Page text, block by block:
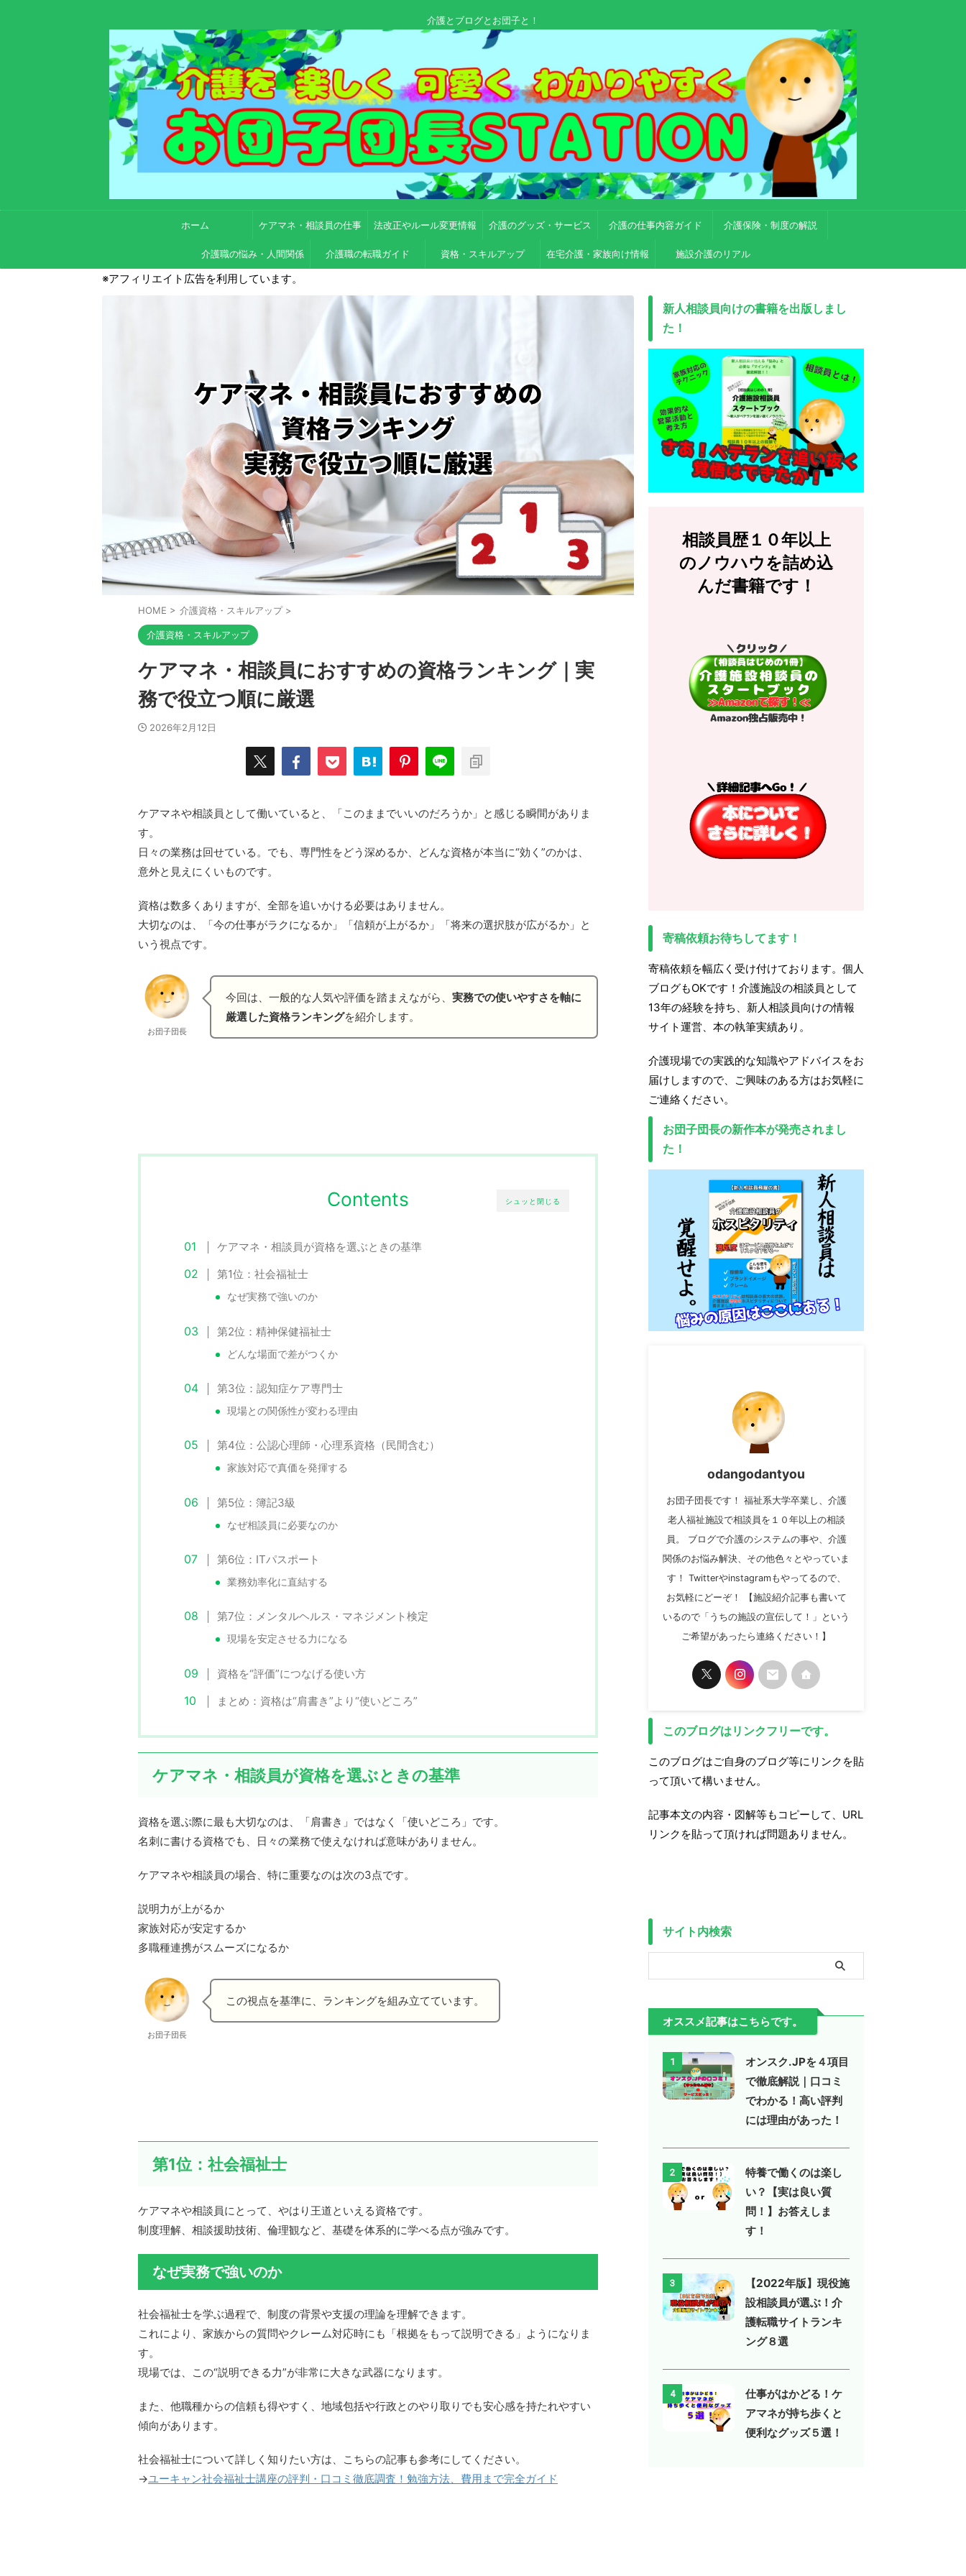
介護とブログとお団子と！
ホーム ケアマネ・相談員の仕事 法改正やルール変更情報 介護のグッズ・サービス 介護の仕事内容ガイド 介護保険・制度の解説
介護職の悩み・人間関係 介護職の転職ガイド 資格・スキルアップ 在宅介護・家族向け情報 施設介護のリアル
※アフィリエイト広告を利用しています。
HOME > 介護資格・スキルアップ >
介護資格・スキルアップ
ケアマネ・相談員におすすめの資格ランキング｜実
務で役立つ順に厳選
2026年2月12日
ケアマネや相談員として働いていると、「このままでいいのだろうか」と感じる瞬間がありま
す。
日々の業務は回せている。でも、専門性をどう深めるか、どんな資格が本当に“効く”のかは、
意外と見えにくいものです。
資格は数多くありますが、全部を追いかける必要はありません。
大切なのは、「今の仕事がラクになるか」「信頼が上がるか」「将来の選択肢が広がるか」と
いう視点です。
お団子団長
今回は、一般的な人気や評価を踏まえながら、 実務での使いやすさを軸に
厳選した資格ランキングを紹介します。
シュッと閉じる
Contents
ケアマネ・相談員が資格を選ぶときの基準
第1位：社会福祉士
なぜ実務で強いのか
第2位：精神保健福祉士
どんな場面で差がつくか
第3位：認知症ケア専門士
現場との関係性が変わる理由
第4位：公認心理師・心理系資格（民間含む）
家族対応で真価を発揮する
第5位：簿記3級
なぜ相談員に必要なのか
第6位：ITパスポート
業務効率化に直結する
第7位：メンタルヘルス・マネジメント検定
現場を安定させる力になる
資格を“評価”につなげる使い方
まとめ：資格は“肩書き”より“使いどころ”
ケアマネ・相談員が資格を選ぶときの基準
資格を選ぶ際に最も大切なのは、「肩書き」ではなく「使いどころ」です。
名刺に書ける資格でも、日々の業務で使えなければ意味がありません。
ケアマネや相談員の場合、特に重要なのは次の3点です。
説明力が上がるか
家族対応が安定するか
多職種連携がスムーズになるか
お団子団長
この視点を基準に、ランキングを組み立てています。
第1位：社会福祉士
ケアマネや相談員にとって、やはり王道といえる資格です。
制度理解、相談援助技術、倫理観など、基礎を体系的に学べる点が強みです。
なぜ実務で強いのか
社会福祉士を学ぶ過程で、制度の背景や支援の理論を理解できます。
これにより、家族からの質問やクレーム対応時にも「根拠をもって説明できる」ようになりま
す。
現場では、この“説明できる力”が非常に大きな武器になります。
また、他職種からの信頼も得やすく、地域包括や行政とのやり取りでも安心感を持たれやすい
傾向があります。
社会福祉士について詳しく知りたい方は、こちらの記事も参考にしてください。
→ユーキャン社会福祉士講座の評判・口コミ徹底調査！勉強方法、費用まで完全ガイド
新人相談員向けの書籍を出版しまし
た！
相談員歴１０年以上
のノウハウを詰め込
んだ書籍です！
寄稿依頼お待ちしてます！
寄稿依頼を幅広く受け付けております。個人
ブログもOKです！介護施設の相談員として
13年の経験を持ち、新人相談員向けの情報
サイト運営、本の執筆実績あり。
介護現場での実践的な知識やアドバイスをお
届けしますので、ご興味のある方はお気軽に
ご連絡ください。
お団子団長の新作本が発売されまし
た！
odangodantyou
お団子団長です！ 福祉系大学卒業し、介護
老人福祉施設で相談員を１０年以上の相談
員。 ブログで介護のシステムの事や、介護
関係のお悩み解決、その他色々とやっていま
す！ Twitterやinstagramもやってるので、
お気軽にどーぞ！ 【施設紹介記事も書いて
いるので「うちの施設の宣伝して！」という
ご希望があったら連絡ください！】
このブログはリンクフリーです。
このブログはご自身のブログ等にリンクを貼
って頂いて構いません。
記事本文の内容・図解等もコピーして、URL
リンクを貼って頂ければ問題ありません。
サイト内検索
オススメ記事はこちらです。
1
オンスク.JPを４項目
で徹底解説｜口コミ
でわかる！高い評判
には理由があった！
2
特養で働くのは楽し
い？【実は良い質
問！】お答えしま
す！
3
【2022年版】現役施
設相談員が選ぶ！介
護転職サイトランキ
ング８選
4
仕事がはかどる！ケ
アマネが持ち歩くと
便利なグッズ５選！